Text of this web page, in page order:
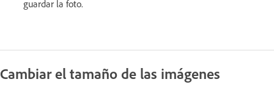
guardar la foto.
Cambiar el tamaño de las imágenes